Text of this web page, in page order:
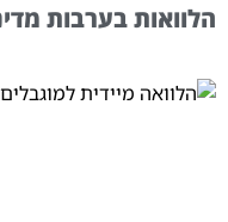
הלוואות בערבות